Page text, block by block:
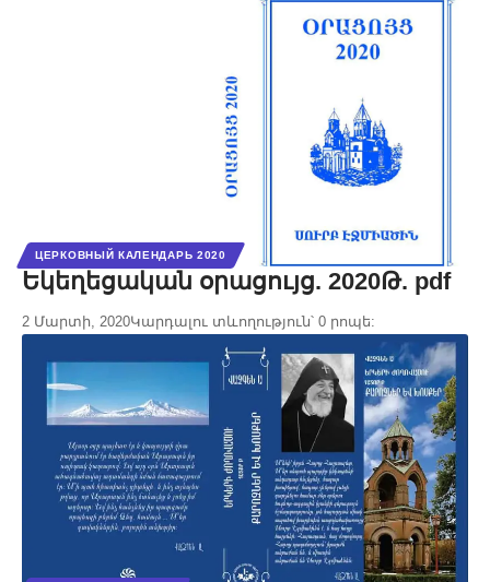
ЦЕРКОВНЫЙ КАЛЕНДАРЬ 2020
Եկեղեցական օրացույց. 2020Թ. pdf
2 Մարտի, 2020Կարդալու տևողություն՝ 0 րոպե: